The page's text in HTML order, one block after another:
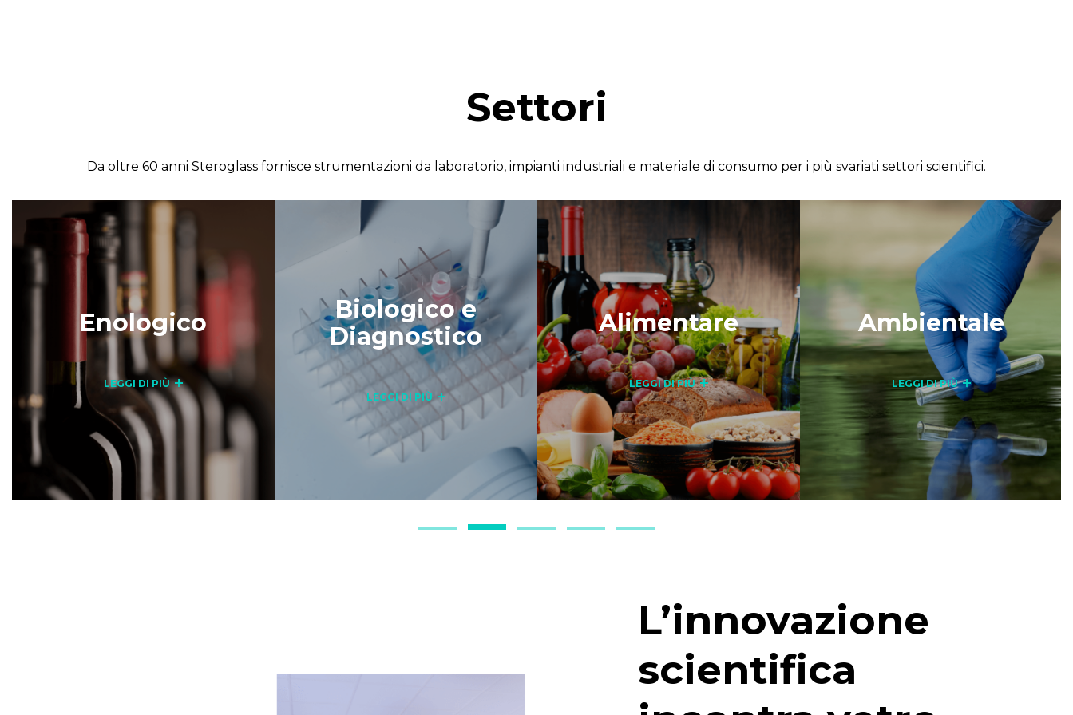
Settori
Da oltre 60 anni Steroglass fornisce strumentazioni da laboratorio, impianti industriali e materiale di consumo per i più svariati settori scientifici.
Enologico
LEGGI DI PIÙ
Biologico e
Diagnostico
LEGGI DI PIÙ
Alimentare
LEGGI DI PIÙ
Ambientale
LEGGI DI PIÙ
L’innovazione
scientifica